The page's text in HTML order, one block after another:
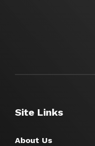
Site Links
About Us